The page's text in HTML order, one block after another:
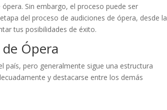
Sin embargo, el proceso puede ser
del proceso de audiciones de ópera, desde la
tus posibilidades de éxito.
Ópera
país, pero generalmente sigue una estructura
y destacarse entre los demás